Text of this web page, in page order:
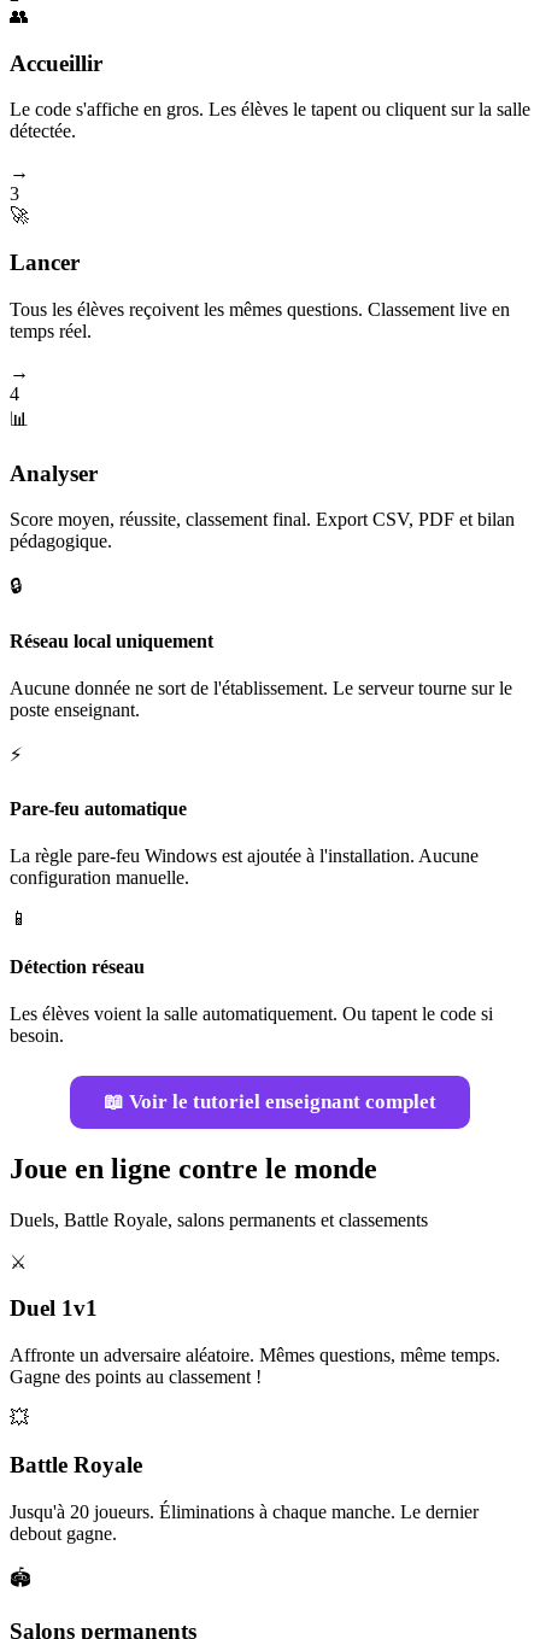
👥
Accueillir
Le code s'affiche en gros. Les élèves le tapent ou cliquent sur la salle
détectée.
→
3
🚀
Lancer
Tous les élèves reçoivent les mêmes questions. Classement live en
temps réel.
→
4
📊
Analyser
Score moyen, réussite, classement final. Export CSV, PDF et bilan
pédagogique.
🔒
Réseau local uniquement
Aucune donnée ne sort de l'établissement. Le serveur tourne sur le
poste enseignant.
⚡
Pare-feu automatique
La règle pare-feu Windows est ajoutée à l'installation. Aucune
configuration manuelle.
📱
Détection réseau
Les élèves voient la salle automatiquement. Ou tapent le code si
besoin.
📖 Voir le tutoriel enseignant complet
Joue en ligne contre le monde
Duels, Battle Royale, salons permanents et classements
⚔️
Duel 1v1
Affronte un adversaire aléatoire. Mêmes questions, même temps.
Gagne des points au classement !
💥
Battle Royale
Jusqu'à 20 joueurs. Éliminations à chaque manche. Le dernier
debout gagne.
🏟️
Salons permanents